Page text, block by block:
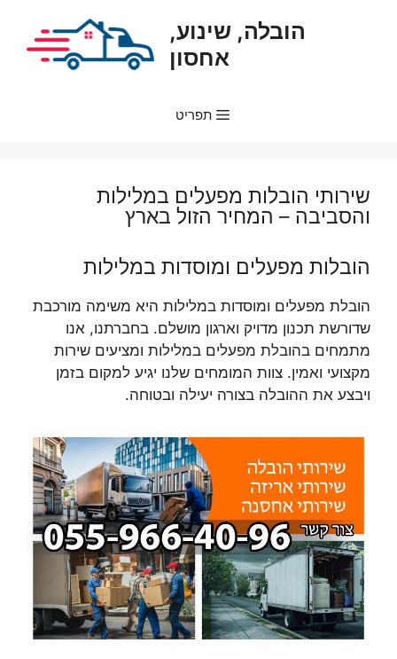
הובלה, שינוע,
אחסון
תפריט
שירותי הובלות מפעלים במלילות
והסביבה – המחיר הזול בארץ
הובלות מפעלים ומוסדות במלילות
הובלת מפעלים ומוסדות במלילות היא משימה מורכבת
שדורשת תכנון מדויק וארגון מושלם. בחברתנו, אנו
מתמחים בהובלת מפעלים במלילות ומציעים שירות
מקצועי ואמין. צוות המומחים שלנו יגיע למקום בזמן
ויבצע את ההובלה בצורה יעילה ובטוחה.